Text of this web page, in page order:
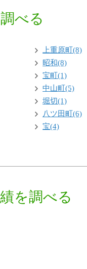
べる
上重原町(8)
昭和(8)
宝町(1)
中山町(5)
堀切(1)
八ツ田町(6)
宝(4)
を調べる